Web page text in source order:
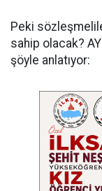
Peki
sahip olacak?
şöyle anlatıyor: